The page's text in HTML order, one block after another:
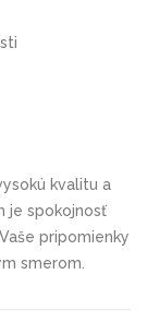
kvalitu a
je spokojnosť
pripomienky
smerom.